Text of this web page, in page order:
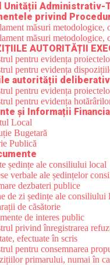
Unității Administrativ-
privind
măsuri metodologice,
măsuri metodologice,
AUTORITĂȚII
pentru evidența
pentru evidența
autorității
pentru evidența
pentru evidența
și Informații
Local
Bugetară
Publică
ședințe ale consiliului local
verbale ale ședințelor
dezbateri publice
de zi ședințe ale consiliului
de căsătorie
de interes public
privind înregistrarea
efectuate în scris
pentru consemnarea
primarului, numai în